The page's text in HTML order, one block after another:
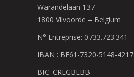
Warandelaan 137
1800 Vilvoorde – Belgium
N° Entreprise: 0733.723.341
IBAN : BE61-7320-5148-4217
BIC: CREGBEBB